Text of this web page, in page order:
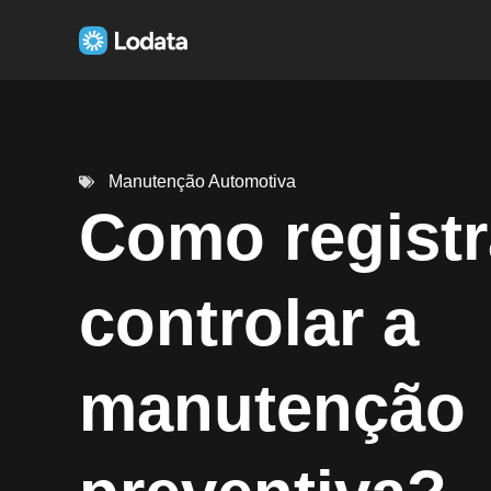
Manutenção Automotiva
Como
controlar a
manutenção